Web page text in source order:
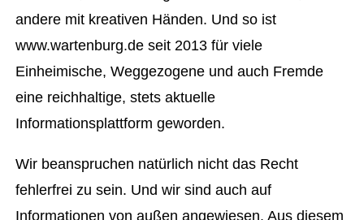
andere mit kreativen Händen. Und so ist
www.wartenburg.de seit 2013 für viele
Einheimische, Weggezogene und auch Fremde
eine reichhaltige, stets aktuelle
Informationsplattform geworden.
Wir beanspruchen natürlich nicht das Recht
fehlerfrei zu sein. Und wir sind auch auf
Informationen von außen angewiesen. Aus diesem